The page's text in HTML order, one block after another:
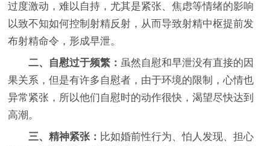
过度激动，难以自持，尤其是紧张、焦虑等情绪的影响
以致不知如何控制射精反射，从而导致射精中枢提前发
布射精命令，形成早泄。
二、自慰过于频繁：虽然自慰和早泄没有直接的因
果关系，但是有许多自慰者，由于环境的限制，心情也
异常紧张，所以他们自慰时的动作很快，渴望尽快达到
高潮。
三、精神紧张： 比如婚前性行为、怕人发现、担心